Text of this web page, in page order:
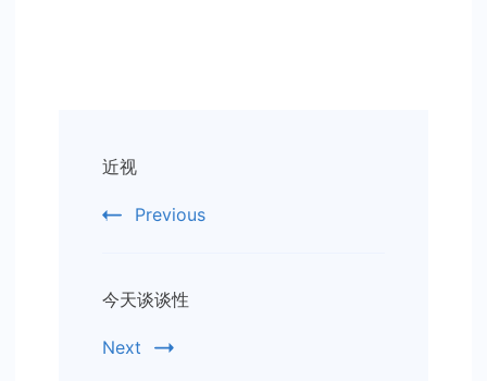
Navigation
近视
Previous
今天谈谈性
Next